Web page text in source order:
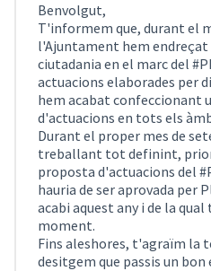
Benvolgut,
T'informem que, durant el
l'Ajuntament hem
ciutadania en el marc del
actuacions elaborades per
hem acabat confeccionant
d'actuacions en tots els
Durant el proper mes de
treballant tot definint,
proposta d'actuacions del
hauria de ser aprovada per
acabi aquest any i de la
moment.
Fins aleshores, t'agraïm la
desitgem que passis un bon